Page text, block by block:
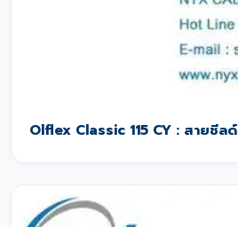
Olflex Classic 115 CY : สายชีลด์